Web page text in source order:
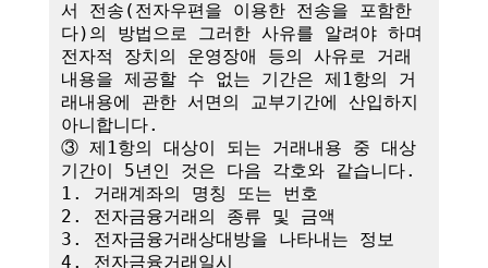
서 전송(전자우편을 이용한 전송을 포함한
다)의 방법으로 그러한 사유를 알려야 하며
전자적 장치의 운영장애 등의 사유로 거래
내용을 제공할 수 없는 기간은 제1항의 거
래내용에 관한 서면의 교부기간에 산입하지
아니합니다.
③ 제1항의 대상이 되는 거래내용 중 대상
기간이 5년인 것은 다음 각호와 같습니다.
1. 거래계좌의 명칭 또는 번호
2. 전자금융거래의 종류 및 금액
3. 전자금융거래상대방을 나타내는 정보
4. 전자금융거래일시